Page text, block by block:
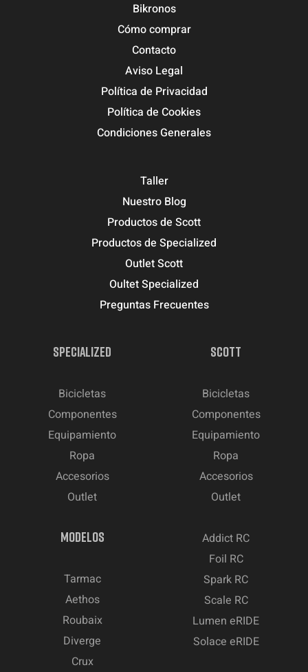
Bikronos
Cómo comprar
Contacto
Aviso Legal
Política de Privacidad
Política de Cookies
Condiciones Generales
Taller
Nuestro Blog
Productos de Scott
Productos de Specialized
Outlet Scott
Oultet Specialized
Preguntas Frecuentes
SPECIALIZED
Bicicletas
Componentes
Equipamiento
Ropa
Accesorios
Outlet
SCOTT
Bicicletas
Componentes
Equipamiento
Ropa
Accesorios
Outlet
MODELOS
Tarmac
Aethos
Roubaix
Diverge
Crux
Addict RC
Foil RC
Spark RC
Scale RC
Lumen eRIDE
Solace eRIDE